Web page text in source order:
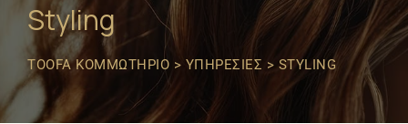
Styling
TOOFA ΚΟΜΜΩΤΉΡΙΟ > ΥΠΗΡΕΣΊΕΣ > STYLING